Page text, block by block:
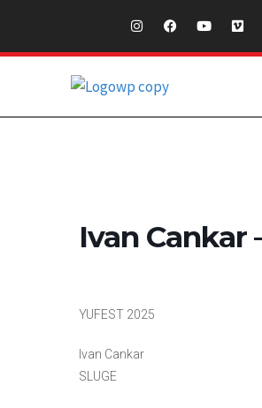
Ivan Cankar
YUFEST 2025
Ivan Cankar
SLUGE